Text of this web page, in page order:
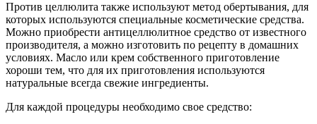
Против целлюлита также используют метод обертывания, для
которых используются специальные косметические средства.
Можно приобрести антицеллюлитное средство от известного
производителя, а можно изготовить по рецепту в домашних
условиях. Масло или крем собственного приготовление
хороши тем, что для их приготовления используются
натуральные всегда свежие ингредиенты.
Для каждой процедуры необходимо свое средство: